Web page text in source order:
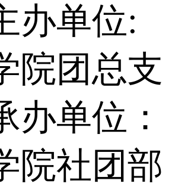
办单位:
院团总支
办单位：
院社团部